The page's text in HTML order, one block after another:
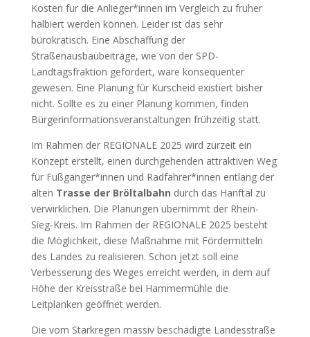
Kosten für die Anlieger*innen im Vergleich zu früher
halbiert werden können. Leider ist das sehr
bürokratisch. Eine Abschaffung der
Straßenausbaubeiträge, wie von der SPD-
Landtagsfraktion gefordert, wäre konsequenter
gewesen. Eine Planung für Kurscheid existiert bisher
nicht. Sollte es zu einer Planung kommen, finden
Bürgerinformationsveranstaltungen frühzeitig statt.
Im Rahmen der REGIONALE 2025 wird zurzeit ein
Konzept erstellt, einen durchgehenden attraktiven Weg
für Fußgänger*innen und Radfahrer*innen entlang der
alten Trasse der Bröltalbahn durch das Hanftal zu
verwirklichen. Die Planungen übernimmt der Rhein-
Sieg-Kreis. Im Rahmen der REGIONALE 2025 besteht
die Möglichkeit, diese Maßnahme mit Fördermitteln
des Landes zu realisieren. Schon jetzt soll eine
Verbesserung des Weges erreicht werden, in dem auf
Höhe der Kreisstraße bei Hammermühle die
Leitplanken geöffnet werden.
Die vom Starkregen massiv beschädigte Landesstraße